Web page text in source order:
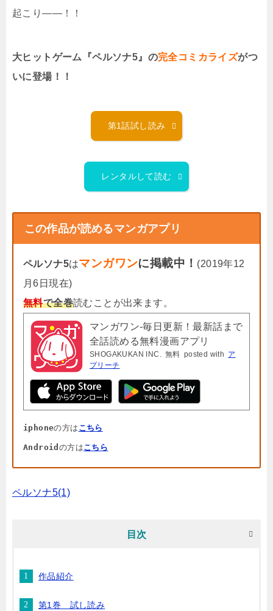
起こり――！！
大ヒットゲーム『ペルソナ5』の完全コミカライズがつ
いに登場！！
第1話試し読み
レンタルして読む
この作品が読めるマンガアプリ
ペルソナ5はマンガワンに掲載中！ (2019年12
月6日現在)
無料で全巻読むことが出来ます。
マンガワン-毎日更新！最新話まで
全話読める無料漫画アプリ
SHOGAKUKAN INC. 無料 posted with ア
プリーチ
iphoneの方は こちら
Android の方はこちら
ペルソナ5(1)
目次
作品紹介
第1巻 試し読み